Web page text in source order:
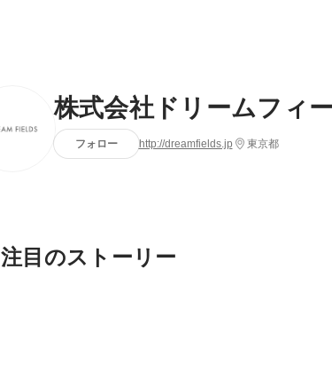
株式会社ドリームフィ
フォロー http://dreamfields.jp 東京都
注目のストーリー